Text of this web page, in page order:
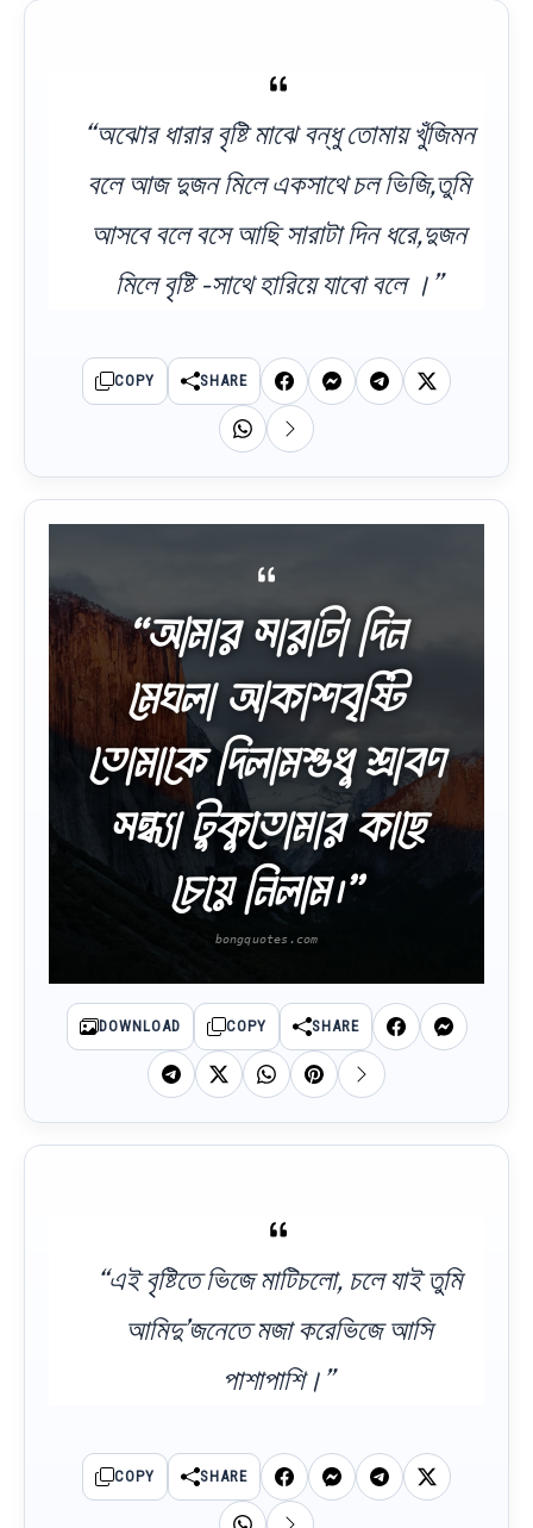
“অঝোর ধারার বৃষ্টি মাঝে বন্ধু তোমায় খুঁজিমন
বলে আজ দুজন মিলে একসাথে চল ভিজি,তুমি
আসবে বলে বসে আছি সারাটা দিন ধরে,দুজন
মিলে বৃষ্টি -সাথে হারিয়ে যাবো বলে ।”
COPY SHARE
“আমার সারাটা দিন
মেঘলা আকাশবৃষ্টি
তোমাকে দিলামশুধু শ্রাবণ
সন্ধ্যা টুকুতোমার কাছে
চেয়ে নিলাম।”
DOWNLOAD COPY SHARE
“এই বৃষ্টিতে ভিজে মাটিচলো, চলে যাই তুমি
আমিদু’জনেতে মজা করেভিজে আসি
পাশাপাশি।”
COPY SHARE